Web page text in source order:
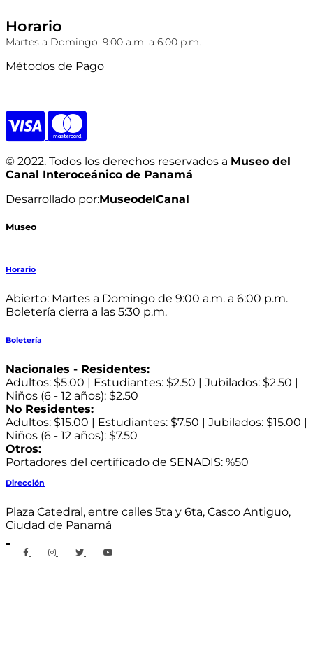
Horario
Martes a Domingo: 9:00 a.m. a 6:00 p.m.
Métodos de Pago
© 2022. Todos los derechos reservados a Museo del
Canal Interoceánico de Panamá
Desarrollado por:MuseodelCanal
Museo
Horario
Abierto: Martes a Domingo de 9:00 a.m. a 6:00 p.m.
Boletería cierra a las 5:30 p.m.
Boletería
Nacionales - Residentes:
Adultos: $5.00 | Estudiantes: $2.50 | Jubilados: $2.50 |
Niños (6 - 12 años): $2.50
No Residentes:
Adultos: $15.00 | Estudiantes: $7.50 | Jubilados: $15.00 |
Niños (6 - 12 años): $7.50
Otros:
Portadores del certificado de SENADIS: %50
Dirección
Plaza Catedral, entre calles 5ta y 6ta, Casco Antiguo,
Ciudad de Panamá